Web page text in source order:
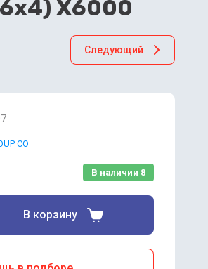
X6000
Следующий
CO
В наличии 8
В корзину